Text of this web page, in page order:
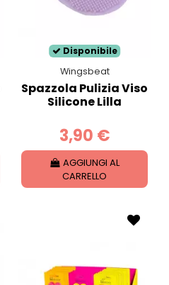
Disponibile
Wingsbeat
Spazzola Pulizia Viso
Silicone Lilla
3,90 €
AGGIUNGI AL
CARRELLO